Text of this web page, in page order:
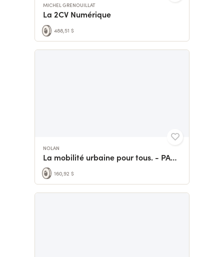
MICHEL GRENOUILLAT
La 2CV Numérique
488,51 $
NOLAN
La mobilité urbaine pour tous. - PAUNO
160,92 $